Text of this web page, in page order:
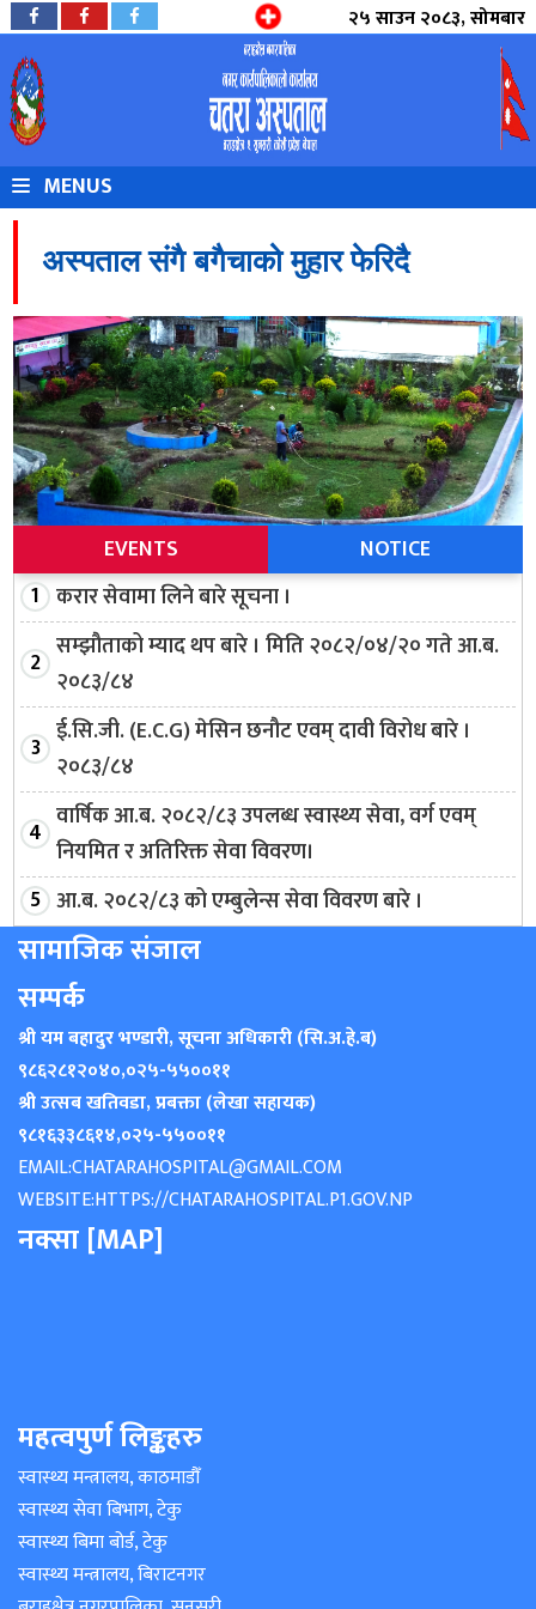
२५ साउन २०८३, सोमबार
MENUS
अस्पताल संगै बगैचाको मुहार फेरिदै
EVENTS
NOTICE
करार सेवामा लिने बारे सूचना ।
सम्झौताको म्याद थप बारे । मिति २०८२/०४/२० गते आ.ब.
२०८३/८४
ई.सि.जी. (E.C.G) मेसिन छनौट एवम् दावी विरोध बारे ।
२०८३/८४
वार्षिक आ.ब. २०८२/८३ उपलब्ध स्वास्थ्य सेवा, वर्ग एवम्
नियमित र अतिरिक्त सेवा विवरण।
आ.ब. २०८२/८३ को एम्बुलेन्स सेवा विवरण बारे ।
सामाजिक संजाल
सम्पर्क
श्री यम बहादुर भण्डारी, सूचना अधिकारी (सि.अ.हे.ब)
९८६२८१२०४०,०२५-५५००११
श्री उत्सब खतिवडा, प्रबक्ता (लेखा सहायक)
९८१६३३८६१४,०२५-५५००११
EMAIL:CHATARAHOSPITAL@GMAIL.COM
WEBSITE:HTTPS://CHATARAHOSPITAL.P1.GOV.NP
नक्सा [MAP]
महत्वपुर्ण लिङ्कहरु
स्वास्थ्य मन्त्रालय, काठमाडौँ
स्वास्थ्य सेवा बिभाग, टेकु
स्वास्थ्य बिमा बोर्ड, टेकु
स्वास्थ्य मन्त्रालय, बिराटनगर